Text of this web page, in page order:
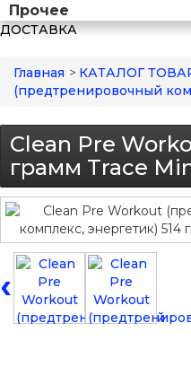
Прочее
ДОСТАВКА
Главная > КАТАЛОГ
(предтренировочный
Clean Pre
грамм Trace
‹